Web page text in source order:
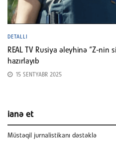
DETALLI
REAL TV Rusiya əleyhinə “Z-nin
hazırlayıb
15 SENTYABR 2025
ianə et
Müstəqil jurnalistikanı dəstəklə